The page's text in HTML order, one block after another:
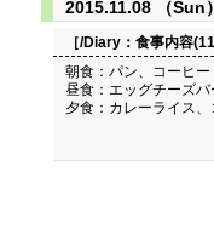
2015.11.08 （Sun）
［/Diary： 食事内容
朝食：パン、コーヒー
昼食：エッグチーズ
夕食：カレーライス